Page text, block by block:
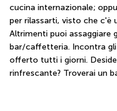
cucina internazionale;
per rilassarti, visto che c'è
Altrimenti puoi assaggiare
bar/caffetteria. Incontra
offerto tutti i giorni.
rinfrescante? Troverai un